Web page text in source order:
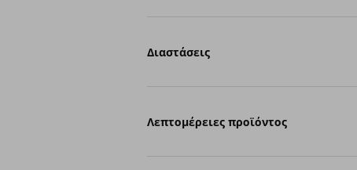
Διαστάσεις
Λεπτομέρειες προϊόντος